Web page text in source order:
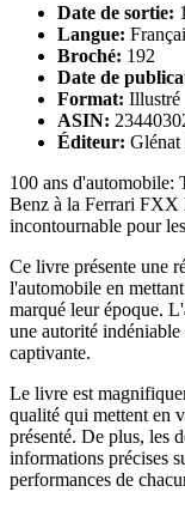
Date de sortie:
Langue:
Broché: 192
Date de
Format: Illustré
ASIN:
Éditeur:
100 ans d'automobile:
Benz à la Ferrari FXX
incontournable pour
Ce livre présente une
l'automobile en
marqué leur époque.
une autorité
captivante.
Le livre est
qualité qui mettent en
présenté. De plus, les
informations précises
performances de